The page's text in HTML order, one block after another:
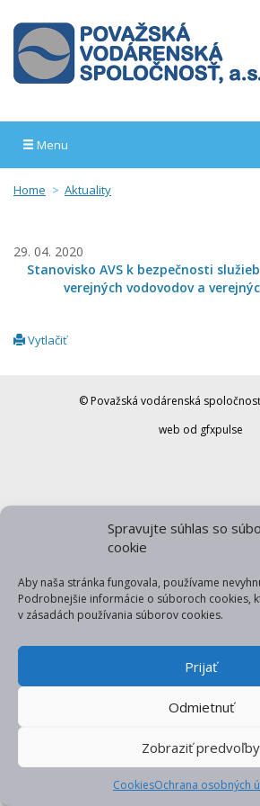
Spravujte súhlas so
cookie
Aby naša stránka fungovala, používame
Podrobnejšie informácie o súboroch cookies,
v zásadách používania súborov cookies.
Prijať
Odmietnuť
Zobraziť predvoľby
CookiesOchrana osobných
Menu
Home Aktuality
29. 04. 2020
Stanovisko AVS k bezpečnosti
verejných vodovodov a
Vytlačiť
© Považská vodárenská
web od gfxpulse